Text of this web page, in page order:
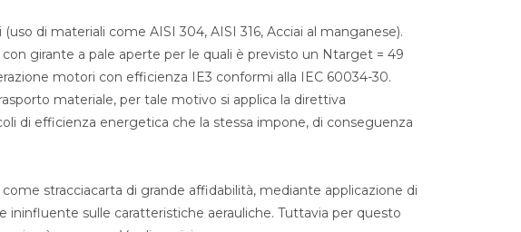
di materiali come AISI 304, AISI 316, Acciai al manganese).
girante a pale aperte per le quali è previsto un Ntarget = 49
motori con efficienza IE3 conformi alla IEC 60034-30.
materiale, per tale motivo si applica la direttiva
di efficienza energetica che la stessa impone, di conseguenza
stracciacarta di grande affidabilità, mediante applicazione di
sulle caratteristiche aerauliche. Tuttavia per questo